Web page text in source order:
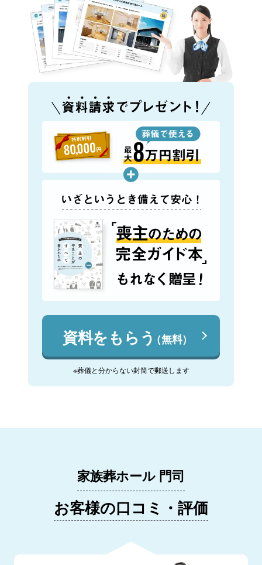
資料をもらう（無料）
※葬儀と分からない封筒で郵送します
家族葬ホール 門司
お客様の口コミ・評価